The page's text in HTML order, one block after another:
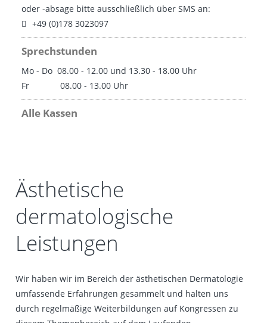
oder -absage bitte ausschließlich über SMS an:
+49 (0)178 3023097
Sprechstunden
Mo - Do 08.00 - 12.00 und 13.30 - 18.00 Uhr
Fr 08.00 - 13.00 Uhr
Alle Kassen
Ästhetische
dermatologische
Leistungen
Wir haben wir im Bereich der ästhetischen Dermatologie
umfassende Erfahrungen gesammelt und halten uns
durch regelmäßige Weiterbildungen auf Kongressen zu